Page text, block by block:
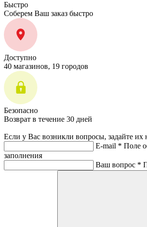
Быстро
Соберем Ваш заказ быстро
Доступно
40 магазинов, 19 городов
Безопасно
Возврат в течение 30 дней
Если у Вас возникли вопросы, задайте их
E-mail * Поле
заполнения
Ваш вопрос *